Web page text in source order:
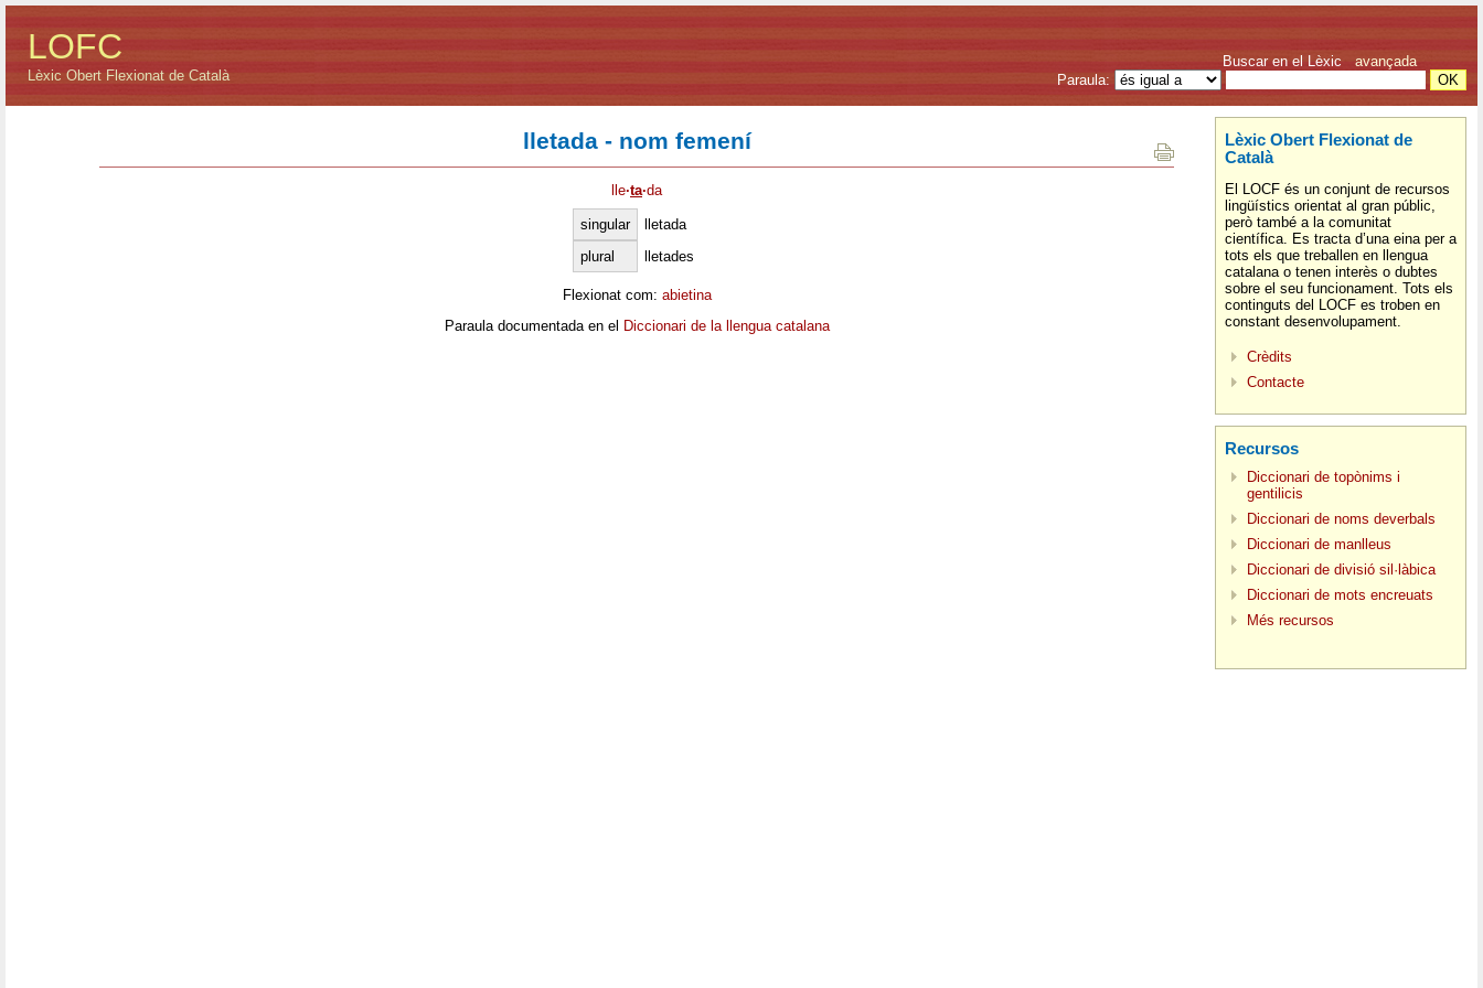
LOFC
Lèxic Obert Flexionat de Català
Buscar en el Lèxic avançada
Paraula:
lletada - nom femení
lle·ta·da
singular
lletada
plural
lletades
Flexionat com: abietina
Paraula documentada en el Diccionari de la llengua catalana
Lèxic Obert Flexionat de
Català
El LOCF és un conjunt de recursos
lingüístics orientat al gran públic,
però també a la comunitat
científica. Es tracta d’una eina per a
tots els que treballen en llengua
catalana o tenen interès o dubtes
sobre el seu funcionament. Tots els
continguts del LOCF es troben en
constant desenvolupament.
Crèdits
Contacte
Recursos
Diccionari de topònims i
gentilicis
Diccionari de noms deverbals
Diccionari de manlleus
Diccionari de divisió sil·làbica
Diccionari de mots encreuats
Més recursos